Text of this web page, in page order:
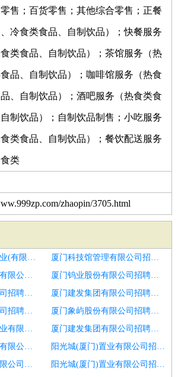
售；百货零售；其他综合零售；正餐
冷食类食品、自制饮品）；快餐服务
食类食品、自制饮品）；茶馆服务（热
品、自制饮品）；咖啡馆服务（热食
、自制饮品）；酒吧服务（热食类食
制饮品）；自制饮品制售；小吃服务
食类食品、自制饮品）；餐饮配送服务
类
zhaopin/3705.html
厦门象品投资合伙企业(有限合伙)招聘电话销售经理
厦门科技馆管理有限公司招聘销售经理
厦门三五新能源汽车有限公司招聘区域销售经理
厦门钨业股份有限公司招聘销售经理
厦门安踏贸易有限公司招聘环保销售经理
厦门建发集团有限公司招聘销售经理
厦门钨业股份有限公司招聘销售经理
厦门象屿股份有限公司招聘区域销售经理主管
厦门金龙联合汽车工业有限公司招聘销售经理
厦门建发集团有限公司招聘销售经理
厦门三五新能源汽车有限公司招聘销售经理
阳光城(厦门)置业有限公司招聘销售经理
厦门轨道交通集团有限公司招聘行业销售经理
阳光城(厦门)置业有限公司招聘招商